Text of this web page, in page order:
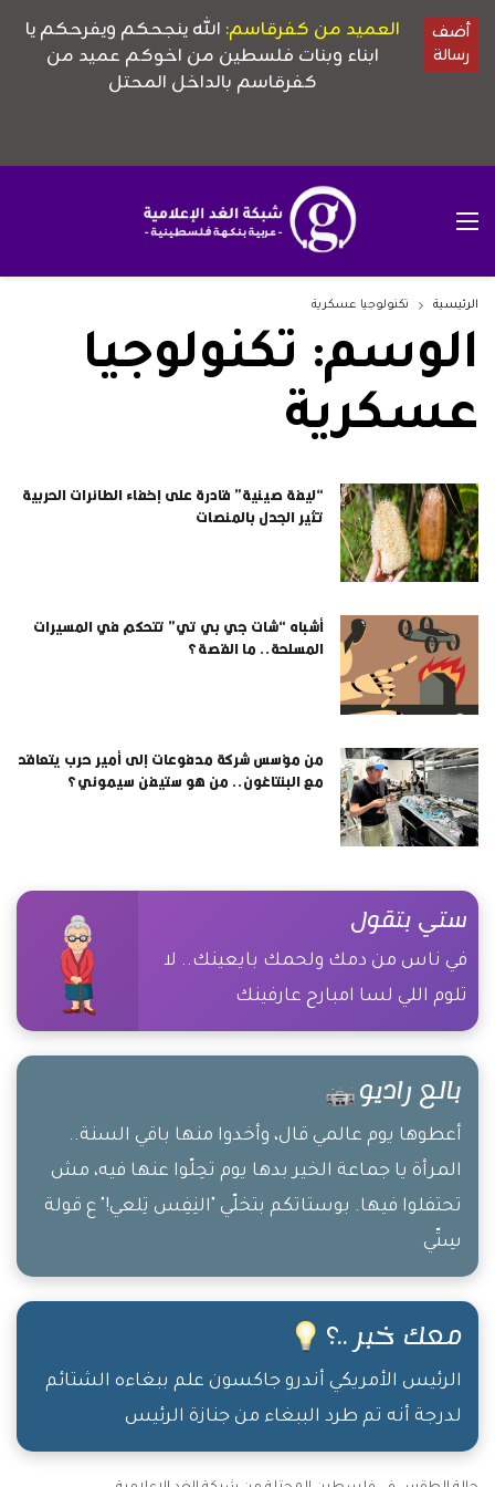
الرئيسية تكنولوجيا عسكرية
الوسم: تكنولوجيا
عسكرية
“ليفة صينية” قادرة على إخفاء الطائرات الحربية
تثير الجدل بالمنصات
أشباه “شات جي بي تي” تتحكم في المسيرات
المسلحة.. ما القصة؟
من مؤسس شركة مدفوعات إلى أمير حرب يتعاقد
مع البنتاغون.. من هو ستيفن سيموني؟
ستي بتقول
في ناس من دمك ولحمك بايعينك.. لا
تلوم اللي لسا امبارح عارفينك
بالع راديو
أعطوها يوم عالمي قال، وأخدوا منها باقي السنة..
المرأة يا جماعة الخير بدها يوم تحِلّوا عنها فيه، مش
تحتفلوا فيها. بوستاتكم بتخلّي "النِفِس تِلعي!" ع قولة
سِتّي
معك خبر ..؟
الرئيس الأمريكي أندرو جاكسون علم ببغاءه الشتائم
لدرجة أنه تم طرد الببغاء من جنازة الرئيس